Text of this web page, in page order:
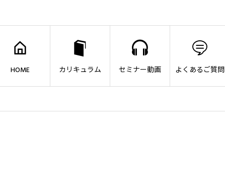
HOME カリキュラム セミナー動画 よくあるご質問